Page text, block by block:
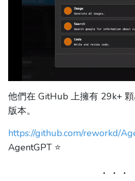
他們在 GitHub 上擁有 29k+
版本。
https://github.com/reworkd/
AgentGPT ⭐️